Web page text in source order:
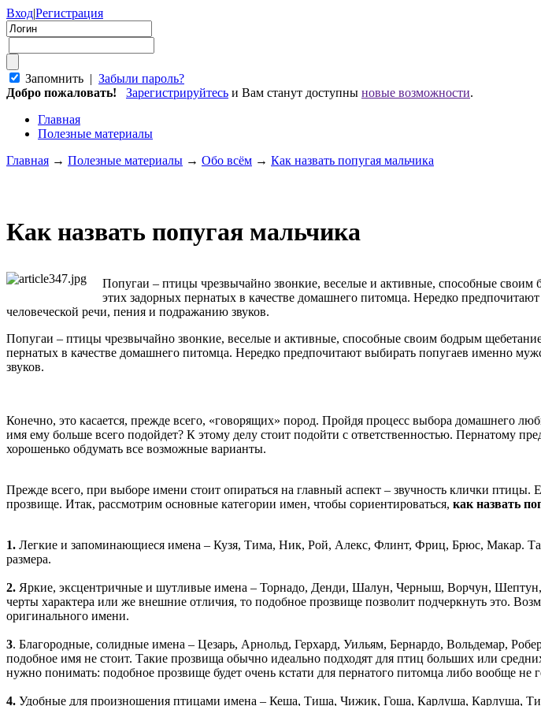
Вход|Регистрация
Запомнить | Забыли пароль?
Добро пожаловать!
Зарегистрируйтесь и Вам станут доступны новые возможности.
Главная
Полезные материалы
Главная → Полезные материалы → Обо всём → Как назвать попугая мальчика
Как назвать попугая мальчика
Попугаи – птицы чрезвычайно звонкие, веселые и активные, способные
этих задорных пернатых в качестве домашнего питомца. Нередко
человеческой речи, пения и подражанию звуков.
Попугаи – птицы чрезвычайно звонкие, веселые и активные, способные своим бодрым
пернатых в качестве домашнего питомца. Нередко предпочитают выбирать попугаев именно
звуков.
Конечно, это касается, прежде всего, «говорящих» пород. Пройдя процесс выбора домашнего
имя ему больше всего подойдет? К этому делу стоит подойти с ответственностью. Пернатому
хорошенько обдумать все возможные варианты.
Прежде всего, при выборе имени стоит опираться на главный аспект – звучность клички
прозвище. Итак, рассмотрим основные категории имен, чтобы сориентироваться, как назвать
1. Легкие и запоминающиеся имена – Кузя, Тима, Ник, Рой, Алекс, Флинт, Фриц, Брюс, Макар.
размера.
2. Яркие, эксцентричные и шутливые имена – Торнадо, Денди, Шалун, Черныш, Ворчун,
черты характера или же внешние отличия, то подобное прозвище позволит подчеркнуть это.
оригинального имени.
3. Благородные, солидные имена – Цезарь, Арнольд, Герхард, Уильям, Бернардо, Вольдемар,
подобное имя не стоит. Такие прозвища обычно идеально подходят для птиц больших или
нужно понимать: подобное прозвище будет очень кстати для пернатого питомца либо вообще
4. Удобные для произношения птицами имена – Кеша, Тиша, Чижик, Гоша, Карлуша, Карлуша,